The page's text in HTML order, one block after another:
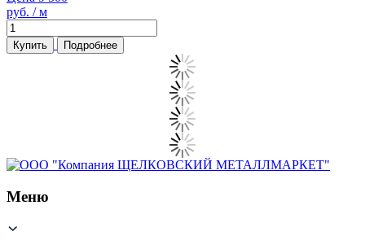
руб. / м
Купить Подробнее
Меню